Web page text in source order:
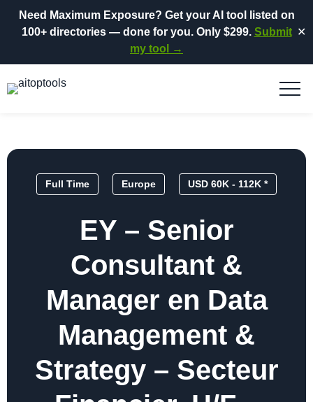
Need Maximum Exposure? Get your AI tool listed on
100+ directories— done for you. Only $299. Submit
my tool →
✕
Full Time Europe USD 60K - 112K *
EY – Senior
Consultant &
Manager en Data
Management &
Strategy – Secteur